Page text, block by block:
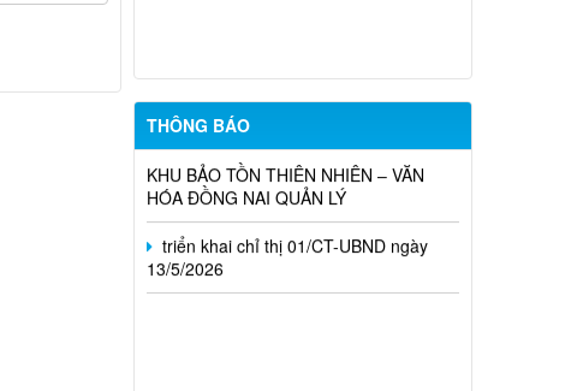
THÔNG BÁO
THÔNG BÁO VỀ VIỆC HẠN CHẾ TẢI
TRỌNG PHƯƠNG TIỆN LƯU THÔNG
TRÊN CÁC TUYẾN ĐƯỜNG, CẦU DO
KHU BẢO TỒN THIÊN NHIÊN – VĂN
HÓA ĐỒNG NAI QUẢN LÝ
triển khai chỉ thị 01/CT-UBND ngày
13/5/2026